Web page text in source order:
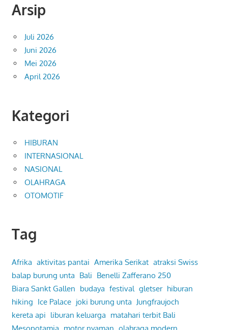
Arsip
Juli 2026
Juni 2026
Mei 2026
April 2026
Kategori
HIBURAN
INTERNASIONAL
NASIONAL
OLAHRAGA
OTOMOTIF
Tag
Afrika aktivitas pantai Amerika Serikat atraksi Swiss
balap burung unta Bali Benelli Zafferano 250
Biara Sankt Gallen budaya festival gletser hiburan
hiking Ice Palace joki burung unta Jungfraujoch
kereta api liburan keluarga matahari terbit Bali